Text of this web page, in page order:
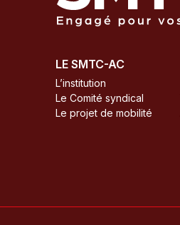
LE SMTC-AC
L’institution
Le Comité syndical
Le projet de mobilité